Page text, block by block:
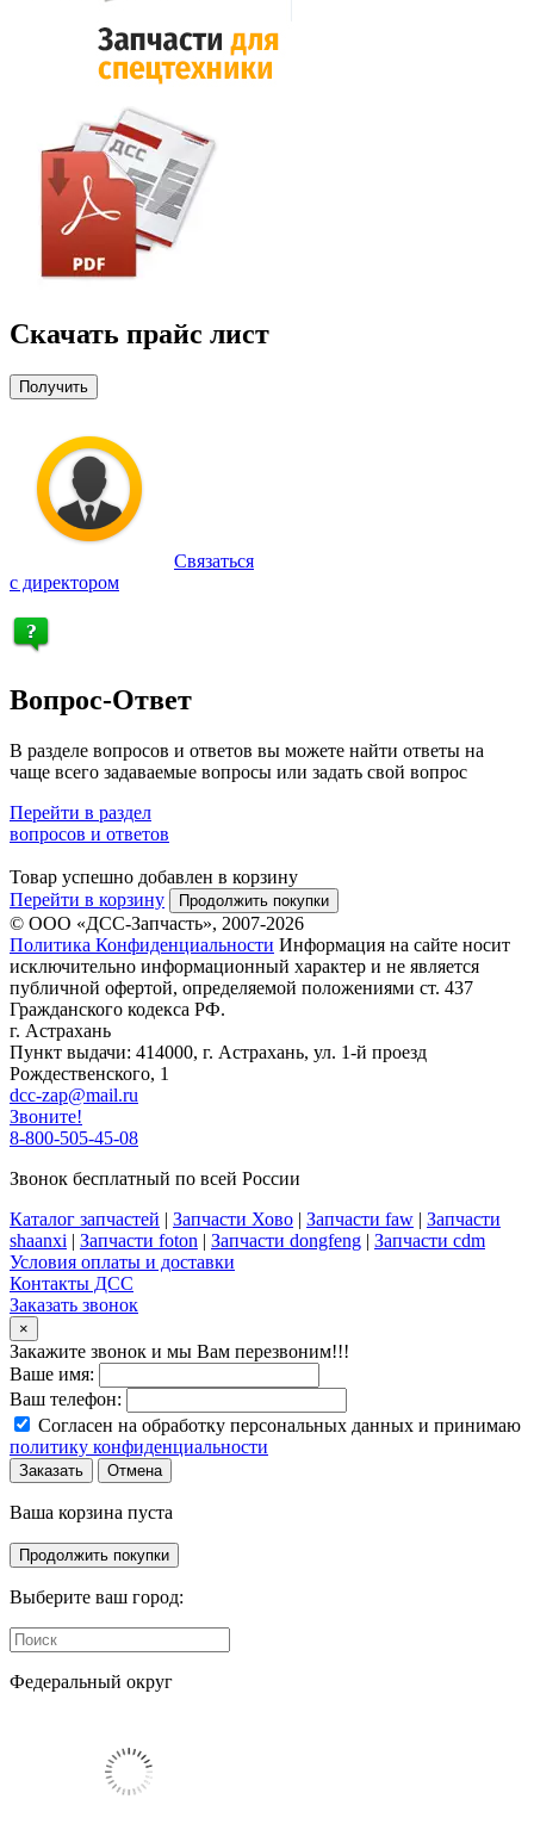
Скачать прайс лист
Получить
Связаться
с директором
Вопрос-Ответ
В разделе вопросов и ответов вы можете найти ответы на
чаще всего задаваемые вопросы или задать свой вопрос
Перейти в раздел
вопросов и ответов
Товар успешно добавлен в корзину
Перейти в корзину
Продолжить покупки
© ООО «ДСС-Запчасть», 2007-2026
Политика Конфиденциальности Информация на сайте носит
исключительно информационный характер и не является
публичной офертой, определяемой положениями ст. 437
Гражданского кодекса РФ.
г. Астрахань
Пункт выдачи: 414000, г. Астрахань, ул. 1-й проезд
Рождественского, 1
dcc-zap@mail.ru
Звоните!
8-800-505-45-08
Звонок бесплатный по всей России
Каталог запчастей | Запчасти Хово | Запчасти faw | Запчасти
shaanxi | Запчасти foton | Запчасти dongfeng | Запчасти cdm
Условия оплаты и доставки
Контакты ДСС
Заказать звонок
×
Закажите звонок и мы Вам перезвоним!!!
Ваше имя:
Ваш телефон:
Согласен на обработку персональных данных и принимаю
политику конфиденциальности
Заказать Отмена
Ваша корзина пуста
Продолжить покупки
Выберите ваш город:
Федеральный округ